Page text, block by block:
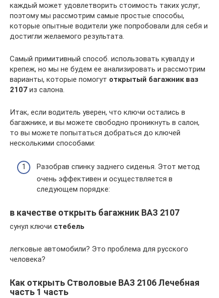
каждый может удовлетворить стоимость таких услуг,
поэтому мы рассмотрим самые простые способы,
которые опытные водители уже попробовали для себя и
достигли желаемого результата.
Самый примитивный способ. использовать кувалду и
крепеж, но мы не будем ее анализировать и рассмотрим
варианты, которые помогут открытый багажник ваз
2107 из салона.
Итак, если водитель уверен, что ключи остались в
багажнике, и вы можете свободно проникнуть в салон,
то вы можете попытаться добраться до ключей
несколькими способами:
Разобрав спинку заднего сиденья. Этот метод
очень эффективен и осуществляется в
следующем порядке:
в качестве открыть багажник ВАЗ 2107
сунул ключи стебель
легковые автомобили? Это проблема для русского
человека?
Как открыть Стволовые ВАЗ 2106 Лечебная
часть 1 часть